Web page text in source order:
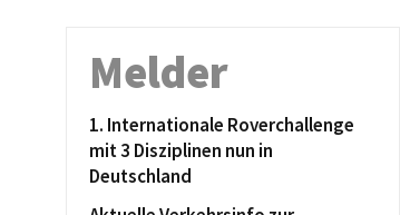
Melder
1. Internationale Roverchallenge
mit 3 Disziplinen nun in
Deutschland